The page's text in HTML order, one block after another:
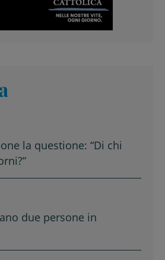
la questione: “Di chi
due persone in